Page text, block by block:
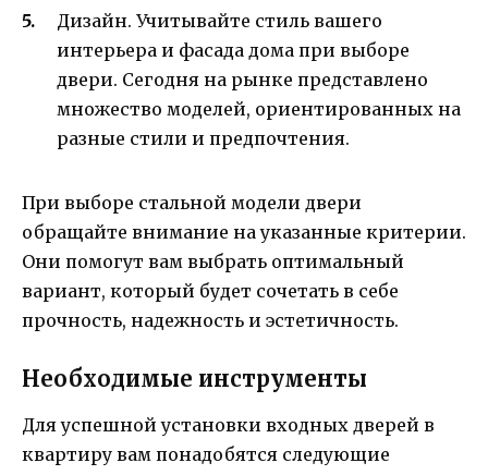
Дизайн. Учитывайте стиль вашего
интерьера и фасада дома при выборе
двери. Сегодня на рынке представлено
множество моделей, ориентированных на
разные стили и предпочтения.
При выборе стальной модели двери
обращайте внимание на указанные критерии.
Они помогут вам выбрать оптимальный
вариант, который будет сочетать в себе
прочность, надежность и эстетичность.
Необходимые инструменты
Для успешной установки входных дверей в
квартиру вам понадобятся следующие